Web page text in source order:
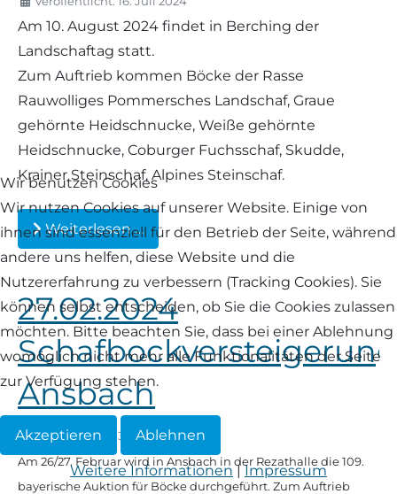
Am 10. August 2024 findet in Berching der
Landschaftag statt.
Zum Auftrieb kommen Böcke der Rasse
Rauwolliges Pommersches Landschaf, Graue
gehörnte Heidschnucke, Weiße gehörnte
Heidschnucke, Coburger Fuchsschaf, Skudde,
Krainer Steinschaf, Alpines Steinschaf.
Weiterlesen …
27.02.2024
Schafbockversteigerung
Ansbach
Veröffentlicht: 30. Januar 2024
Am 26/27. Februar wird in Ansbach in der Rezathalle die 109.
bayerische Auktion für Böcke durchgeführt. Zum Auftrieb
Wir benutzen Cookies
Wir nutzen Cookies auf unserer Website. Einige von
ihnen sind essenziell für den Betrieb der Seite, während
andere uns helfen, diese Website und die
Nutzererfahrung zu verbessern (Tracking Cookies). Sie
können selbst entscheiden, ob Sie die Cookies zulassen
möchten. Bitte beachten Sie, dass bei einer Ablehnung
womöglich nicht mehr alle Funktionalitäten der Seite
zur Verfügung stehen.
Akzeptieren Ablehnen
Weitere Informationen|Impressum